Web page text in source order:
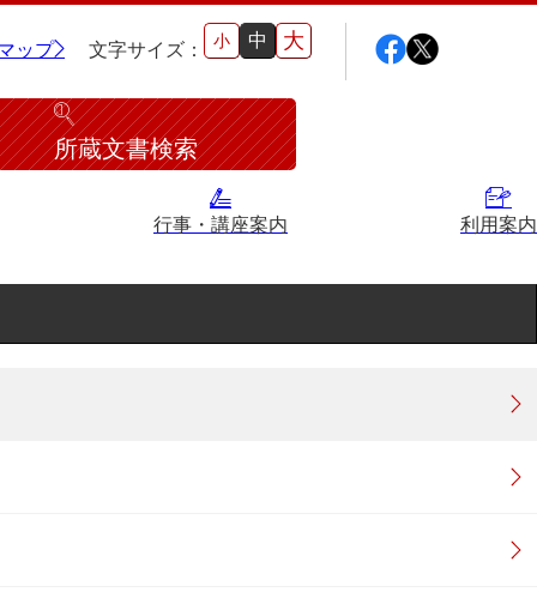
ップ 文字サイズ： 小 中 大
所蔵文書検索
行事・講座案内 利用案内